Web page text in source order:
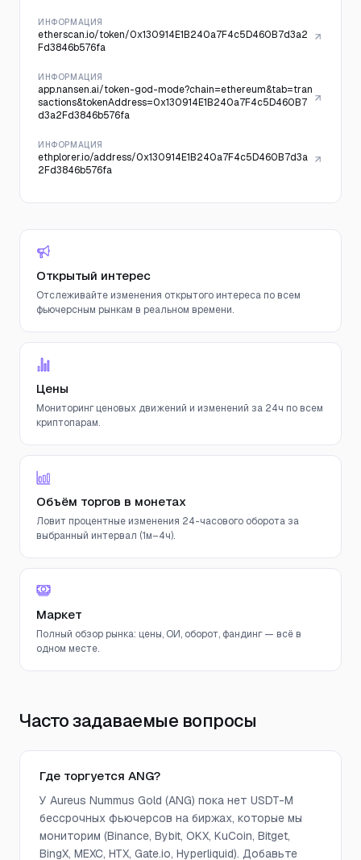
ИНФОРМАЦИЯ
etherscan.io/token/0x130914E1B240a7F4c5D460B7d3a2
Fd3846b576fa
ИНФОРМАЦИЯ
app.nansen.ai/token-god-mode?chain=ethereum&tab=tran
sactions&tokenAddress=0x130914E1B240a7F4c5D460B7
d3a2Fd3846b576fa
ИНФОРМАЦИЯ
ethplorer.io/address/0x130914E1B240a7F4c5D460B7d3a
2Fd3846b576fa
Открытый интерес
Отслеживайте изменения открытого интереса по всем
фьючерсным рынкам в реальном времени.
Цены
Мониторинг ценовых движений и изменений за 24ч по всем
криптопарам.
Объём торгов в монетах
Ловит процентные изменения 24-часового оборота за
выбранный интервал (1м–4ч).
Маркет
Полный обзор рынка: цены, ОИ, оборот, фандинг — всё в
одном месте.
Часто задаваемые вопросы
Где торгуется ANG?
У Aureus Nummus Gold (ANG) пока нет USDT-M
бессрочных фьючерсов на биржах, которые мы
мониторим (Binance, Bybit, OKX, KuCoin, Bitget,
BingX, MEXC, HTX, Gate.io, Hyperliquid). Добавьте